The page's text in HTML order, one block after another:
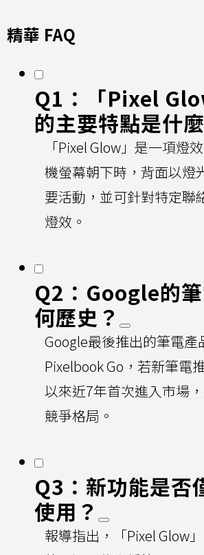
精華 FAQ
Q1：「Pixel
的主要特點是什
「Pixel Glow」是一項燈
機螢幕朝下時，背面以燈
要活動，並可針對特定聯
燈效。
Q2：Google的
何歷史？
Google最後推出的筆電產
Pixelbook Go，若新筆電
以來近7年首次進入市場
競爭格局。
Q3：新功能是否
使用？
報導指出，「Pixel Glow